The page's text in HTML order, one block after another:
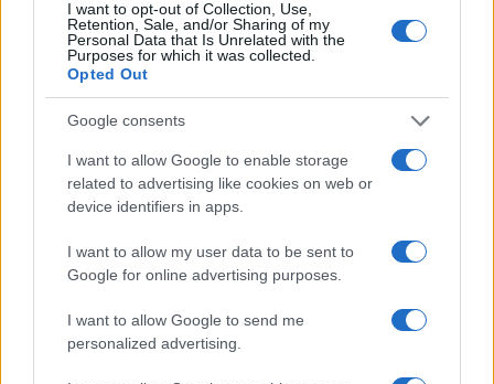
I want to opt-out of Collection, Use,
Retention, Sale, and/or Sharing of my
Personal Data that Is Unrelated with the
Purposes for which it was collected.
Opted Out
Google consents
I want to allow Google to enable storage
related to advertising like cookies on web or
device identifiers in apps.
I want to allow my user data to be sent to
Google for online advertising purposes.
I want to allow Google to send me
personalized advertising.
ed elettroliti nelle ore più calde. Con attenzione ai
segnali individuali, l’idratazione diventa
un’abitudine flessibile, sostenibile e davvero su
misura.
Matteo Pellegrino
Matteo Pellegrino ha organizzato una sfilata
pop-up nei vicoli del Quartieri Spagnoli per
moda che cura rubriche su artigianato e
tendenze locali. Nato a Napoli, conserva